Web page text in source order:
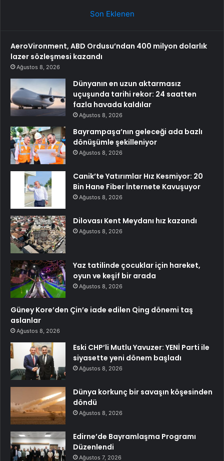
Son Eklenen
AeroVironment, ABD Ordusu’ndan 400 milyon dolarlık
lazer sözleşmesi kazandı
Ağustos 8, 2026
Dünyanın en uzun aktarmasız
uçuşunda tarihi rekor: 24 saatten
fazla havada kaldılar
Ağustos 8, 2026
Bayrampaşa’nın geleceği ada bazlı
dönüşümle şekilleniyor
Ağustos 8, 2026
Canik’te Yatırımlar Hız Kesmiyor: 20
Bin Hane Fiber İnternete Kavuşuyor
Ağustos 8, 2026
Dilovası Kent Meydanı hız kazandı
Ağustos 8, 2026
Yaz tatilinde çocuklar için hareket,
oyun ve keşif bir arada
Ağustos 8, 2026
Güney Kore’den Çin’e iade edilen Qing dönemi taş
aslanlar
Ağustos 8, 2026
Eski CHP’li Mutlu Yavuzer: YENİ Parti ile
siyasette yeni dönem başladı
Ağustos 8, 2026
Dünya korkunç bir savaşın köşesinden
döndü
Ağustos 8, 2026
Edirne’de Bayramlaşma Programı
Düzenlendi
Ağustos 7, 2026